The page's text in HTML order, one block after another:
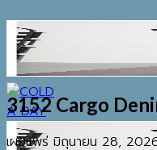
3152 Cargo
เผยแพร่ มิถุนายน 28,